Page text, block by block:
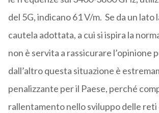
del 5G, indicano 61 V/m. Se da un lato
cautela adottata, a cui si ispira la
non è servita a rassicurare l’opinione
dall’altro questa situazione è
penalizzante per il Paese, perché
rallentamento nello sviluppo delle reti